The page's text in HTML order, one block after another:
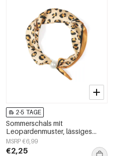
2-5 TAGE
Sommerschals mit
Leopardenmuster, lässiges
Polyester, Alltagsaccessoires
MSRP €6,99
€2,25